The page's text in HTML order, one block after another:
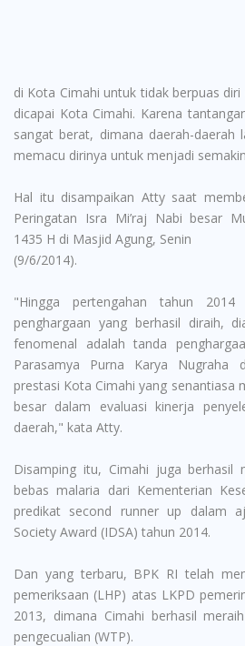
di Kota Cimahi untuk tidak berpuas
dicapai Kota Cimahi. Karena
sangat berat, dimana daerah-daerah
memacu dirinya untuk menjadi
Hal itu disampaikan Atty saat
Peringatan Isra Mi’raj Nabi besar
1435 H di Masjid Agung, Senin
(9/6/2014).
"Hingga pertengahan tahun
penghargaan yang berhasil diraih,
fenomenal adalah tanda
Parasamya Purna Karya Nugraha
prestasi Kota Cimahi yang senantiasa
besar dalam evaluasi kinerja
daerah," kata Atty.
Disamping itu, Cimahi juga berhasil
bebas malaria dari Kementerian
predikat second runner up dalam
Society Award (IDSA) tahun 2014.
Dan yang terbaru, BPK RI telah
pemeriksaan (LHP) atas LKPD
2013, dimana Cimahi berhasil
pengecualian (WTP).